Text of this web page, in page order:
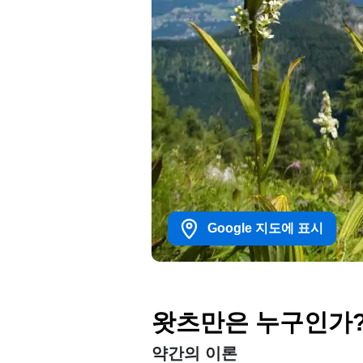
Google 지도에 표시
왓츠만은 누구인가
약간의 이론